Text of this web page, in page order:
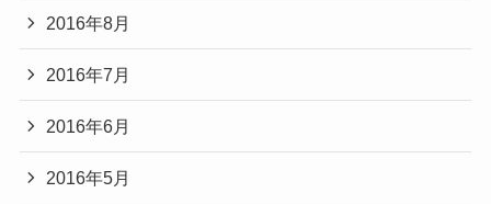
2016年8月
2016年7月
2016年6月
2016年5月